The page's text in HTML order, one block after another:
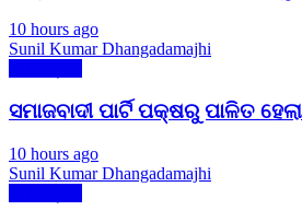
10 hours ago
Sunil Kumar Dhangadamajhi
ସମାଜବାଦୀ ପାର୍ଟି ପକ୍ଷରୁ ପାଳିତ
10 hours ago
Sunil Kumar Dhangadamajhi